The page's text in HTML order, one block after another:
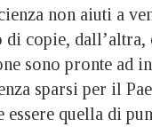
non aiuti a
copie, dall’altra,
sono pronte ad
sparsi per il
essere quella di